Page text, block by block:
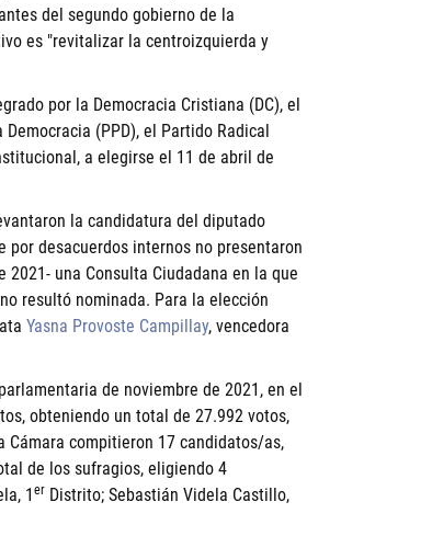
del segundo gobierno de la
es "revitalizar la centroizquierda y
por la Democracia Cristiana (DC), el
(PPD), el Partido Radical
a elegirse el 11 de abril de
la candidatura del diputado
por desacuerdos internos no presentaron
una Consulta Ciudadana en la que
resultó nominada. Para la elección
Yasna Provoste Campillay, vencedora
de noviembre de 2021, en el
obteniendo un total de 27.992 votos,
Cámara compitieron 17 candidatos/as,
de los sufragios, eligiendo 4
1 er Distrito; Sebastián Videla Castillo,